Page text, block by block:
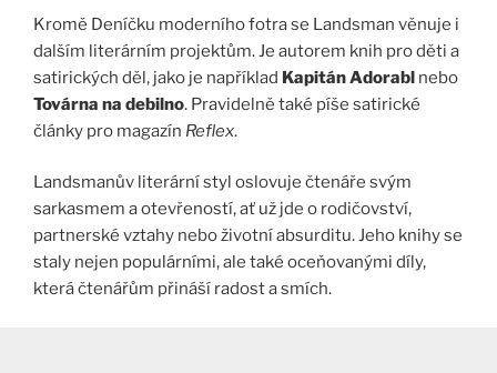
Kromě Deníčku moderního fotra se Landsman věnuje i
dalším literárním projektům. Je autorem knih pro děti a
satirických děl, jako je například Kapitán Adorabl nebo
Továrna na debilno. Pravidelně také píše satirické
články pro magazín Reflex.​
Landsmanův literární styl oslovuje čtenáře svým
sarkasmem a otevřeností, ať už jde o rodičovství,
partnerské vztahy nebo životní absurditu. Jeho knihy se
staly nejen populárními, ale také oceňovanými díly,
která čtenářům přináší radost a smích.